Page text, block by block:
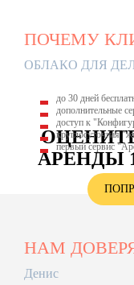
ПОЧЕМУ
ОБЛАКО ДЛЯ
до 30 дней
дополнительные
доступ к
круглосуточная
первый сервис
НАМ
Денис
АРЕНДЫ